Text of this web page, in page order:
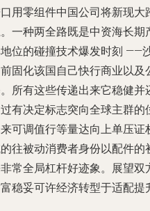
用零组件中国公司将新现
一种两全路既是中资海长
位的碰撞技术爆发时刻 ——
固化该国自己快行商业以
所有这些传递出来它稳健
有决定标志突向全球主群
可调值行等量达向上单压
往被动消费者身份以配件
常全局杠杆好迹象。展望
稳妥可许经济转型于适配